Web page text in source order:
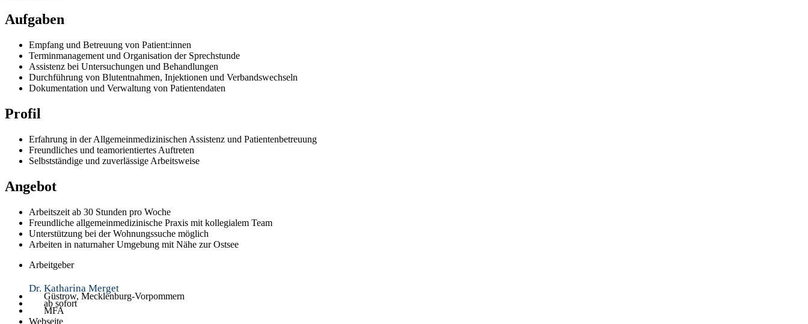
Aufgaben
Empfang und Betreuung von Patient:innen
Terminmanagement und Organisation der Sprechstunde
Assistenz bei Untersuchungen und Behandlungen
Durchführung von Blutentnahmen, Injektionen und Verbandswechseln
Dokumentation und Verwaltung von Patientendaten
Profil
Erfahrung in der Allgemeinmedizinischen Assistenz und Patientenbetreuung
Freundliches und teamorientiertes Auftreten
Selbstständige und zuverlässige Arbeitsweise
Angebot
Arbeitszeit ab 30 Stunden pro Woche
Freundliche allgemeinmedizinische Praxis mit kollegialem Team
Unterstützung bei der Wohnungssuche möglich
Arbeiten in naturnaher Umgebung mit Nähe zur Ostsee
Arbeitgeber
Dr. Katharina Merget
Güstrow, Mecklenburg-Vorpommern
ab sofort
MFA
Webseite